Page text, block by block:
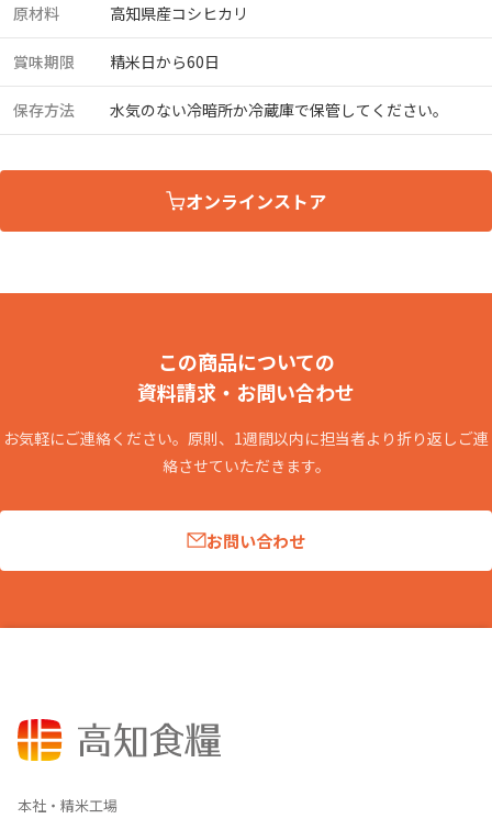
原材料 高知県産コシヒカリ
賞味期限 精米日から60日
保存方法 水気のない冷暗所か冷蔵庫で保管してください。
オンラインストア
この商品についての
資料請求・お問い合わせ
お気軽にご連絡ください。原則、1週間以内に担当者より折り返しご連
絡させていただきます。
お問い合わせ
本社・精米工場